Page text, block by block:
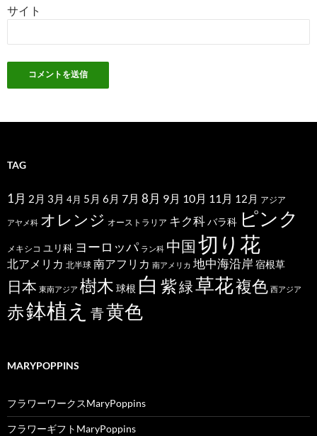
サイト
TAG
1月 2月 3月 4月 5月 6月 7月 8月 9月 10月 11月 12月 アジア
アヤメ科 オレンジ オーストラリア キク科バラ科 ピンク
メキシコ ユリ科 ヨーロッパ ラン科 中国切り花
北アメリカ 北半球 南アフリカ 南アメリカ 地中海沿岸 宿根草
日本 東南アジア 樹木 球根 白 紫緑草花複色 西アジア
赤鉢植え 青黄色
MARYPOPPINS
フラワーワークスMaryPoppins
フラワーギフトMaryPoppins